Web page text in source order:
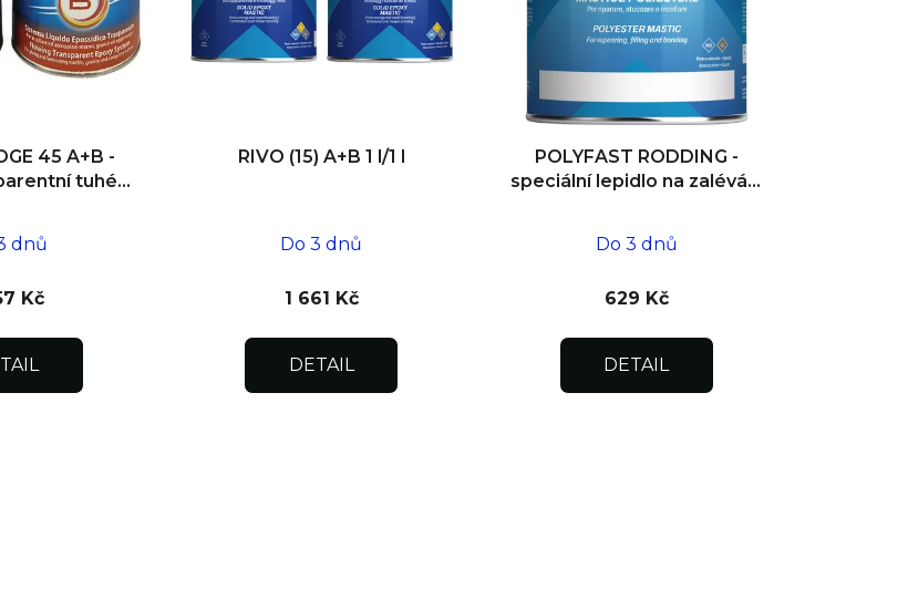
45 A+B -
tuhé
dnů
Kč
RIVO (15) A+B 1 l/1 l
Do 3 dnů
1 661 Kč
DETAIL
POLYFAST RODDING -
speciální lepidlo na zalévání
Do 3 dnů
629 Kč
DETAIL